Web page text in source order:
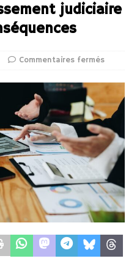
judiciaire
Commentaires fermés